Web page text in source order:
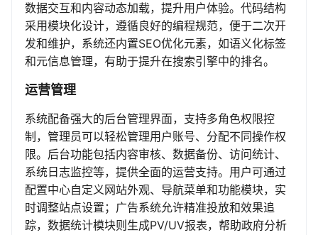
数据交互和内容动态加载，提升用户体验。代码结构
采用模块化设计，遵循良好的编程规范，便于二次开
发和维护，系统还内置SEO优化元素，如语义化标签
和元信息管理，有助于提升在搜索引擎中的排名。
运营管理
系统配备强大的后台管理界面，支持多角色权限控
制，管理员可以轻松管理用户账号、分配不同操作权
限。后台功能包括内容审核、数据备份、访问统计、
系统日志监控等，提供全面的运营支持。用户可通过
配置中心自定义网站外观、导航菜单和功能模块，实
时调整站点设置；广告系统允许精准投放和效果追
踪，数据统计模块则生成PV/UV报表，帮助政府分析